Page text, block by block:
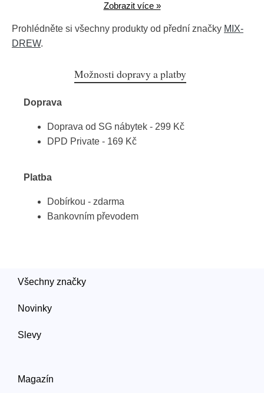
Zobrazit více »
Prohlédněte si všechny produkty od přední značky MIX-
DREW.
Možnosti dopravy a platby
Doprava
Doprava od SG nábytek - 299 Kč
DPD Private - 169 Kč
Platba
Dobírkou - zdarma
Bankovním převodem
Všechny značky
Novinky
Slevy
Magazín